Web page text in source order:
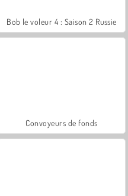
Bob le voleur 4 : Saison 2 Russie
Convoyeurs de fonds